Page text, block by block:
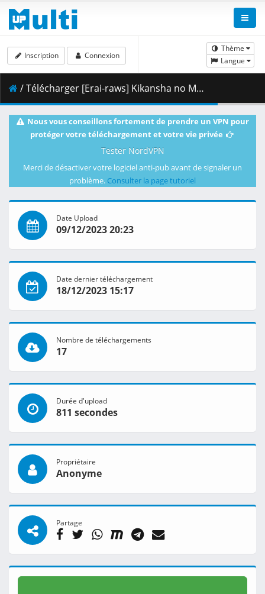
Thème
Langue
Inscription Connexion
/ Télécharger [Erai-raws] Kikansha no Mahou wa Tokubetsu Desu - 10 [1080p][Multiple Subtitle][CD441B12].mkv.002 ( 460.76 MB )
Nous vous conseillons fortement de prendre un VPN pour
protéger votre téléchargement et votre vie privée
Tester NordVPN
Merci de désactiver votre logiciel anti-pub avant de signaler un
problème. Consulter la page tutoriel
Date Upload
09/12/2023 20:23
Date dernier téléchargement
18/12/2023 15:17
Nombre de téléchargements
17
Durée d'upload
811 secondes
Propriétaire
Anonyme
Partage